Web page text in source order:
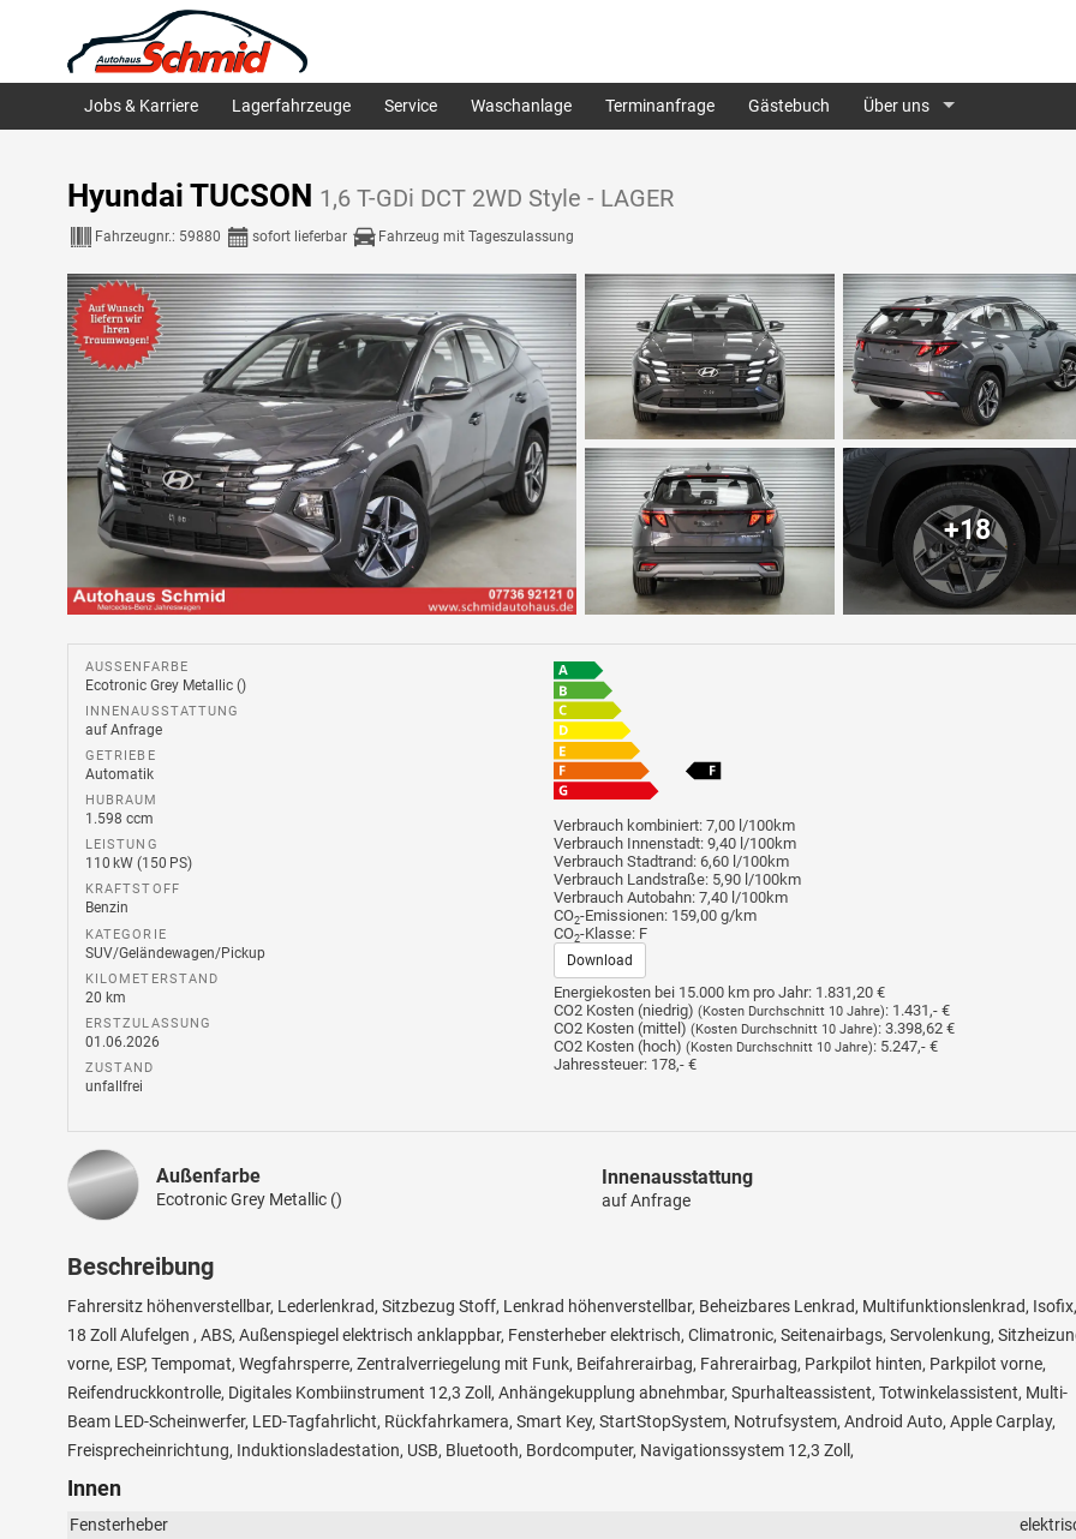
Jobs & Karriere Lagerfahrzeuge Service Waschanlage Terminanfrage Gästebuch Über uns
Hyundai TUCSON 1,6 T-GDi DCT 2WD Style - LAGER
Fahrzeugnr.: 59880 sofort lieferbar Fahrzeug mit Tageszulassung
+18
AUSSENFARBE
Ecotronic Grey Metallic ()
INNENAUSSTATTUNG
auf Anfrage
GETRIEBE
Automatik
HUBRAUM
1.598 ccm
LEISTUNG
110 kW (150 PS)
KRAFTSTOFF
Benzin
KATEGORIE
SUV/Geländewagen/Pickup
KILOMETERSTAND
20 km
ERSTZULASSUNG
01.06.2026
ZUSTAND
unfallfrei
Verbrauch kombiniert: 7,00 l/100km
Verbrauch Innenstadt: 9,40 l/100km
Verbrauch Stadtrand: 6,60 l/100km
Verbrauch Landstraße: 5,90 l/100km
Verbrauch Autobahn: 7,40 l/100km
CO2-Emissionen: 159,00 g/km
CO2-Klasse: F
Download
Energiekosten bei 15.000 km pro Jahr: 1.831,20 €
CO2 Kosten (niedrig) (Kosten Durchschnitt 10 Jahre): 1.431,- €
CO2 Kosten (mittel) (Kosten Durchschnitt 10 Jahre): 3.398,62 €
CO2 Kosten (hoch) (Kosten Durchschnitt 10 Jahre): 5.247,- €
Jahressteuer: 178,- €
Außenfarbe
Ecotronic Grey Metallic ()
Innenausstattung
auf Anfrage
Beschreibung
Fahrersitz höhenverstellbar, Lederlenkrad, Sitzbezug Stoff, Lenkrad höhenverstellbar, Beheizbares Lenkrad, Multifunktionslenkrad, Isofix,
18 Zoll Alufelgen , ABS, Außenspiegel elektrisch anklappbar, Fensterheber elektrisch, Climatronic, Seitenairbags, Servolenkung,
vorne, ESP, Tempomat, Wegfahrsperre, Zentralverriegelung mit Funk, Beifahrerairbag, Fahrerairbag, Parkpilot hinten, Parkpilot vorne,
Reifendruckkontrolle, Digitales Kombiinstrument 12,3 Zoll, Anhängekupplung abnehmbar, Spurhalteassistent, Totwinkelassistent, Multi-
Beam LED-Scheinwerfer, LED-Tagfahrlicht, Rückfahrkamera, Smart Key, StartStopSystem, Notrufsystem, Android Auto, Apple Carplay,
Freisprecheinrichtung, Induktionsladestation, USB, Bluetooth, Bordcomputer, Navigationssystem 12,3 Zoll,
Innen
Fensterheber